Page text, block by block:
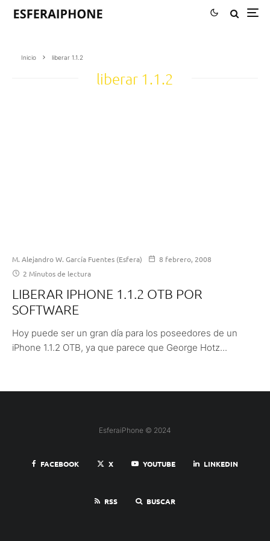
Inicio liberar 1.1.2
liberar 1.1.2
M. Alejandro W. García Fuentes (Esfera)
8 febrero, 2008
2 Minutos de lectura
LIBERAR IPHONE 1.1.2 OTB POR
SOFTWARE
Hoy puede ser un gran día para los poseedores de un
iPhone 1.1.2 OTB, ya que parece que George Hotz...
EsferaiPhone © 2024
FACEBOOK X YOUTUBE LINKEDIN
RSS BUSCAR